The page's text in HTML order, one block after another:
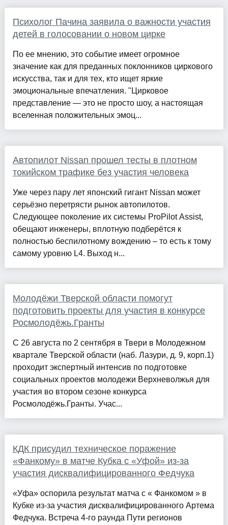
Психолог Пачина заявила о важности участия
детей в голосовании о новом цирке
По ее мнению, это событие имеет огромное
значение как для преданных поклонников циркового
искусства, так и для тех, кто ищет яркие
эмоциональные впечатления. "Цирковое
представление — это не просто шоу, а настоящая
вселенная положительных эмоц...
Автопилот Nissan прошел тесты в плотном
токийском трафике без участия человека
Уже через пару лет японский гигант Nissan может
серьёзно перетрясти рынок автопилотов.
Следующее поколение их системы ProPilot Assist,
обещают инженеры, вплотную подберётся к
полностью беспилотному вождению – то есть к тому
самому уровню L4. Выход н...
Молодёжи Тверской области помогут
подготовить проекты для участия в конкурсе
Росмолодёжь.Гранты
С 26 августа по 2 сентября в Твери в Молодежном
квартале Тверской области (наб. Лазури, д. 9, корп.1)
проходит экспертный интенсив по подготовке
социальных проектов молодежи Верхневолжья для
участия во втором сезоне конкурса
Росмолодёжь.Гранты. Учас...
КДК присудил техническое поражение
«Фанкому» в матче Кубка с «Уфой» из-за
участия дисквалифицированного Федчука
«Уфа» оспорила результат матча с « Фанкомом » в
Кубке из-за участия дисквалифицированного Артема
Федчука. Встреча 4-го раунда Пути регионов